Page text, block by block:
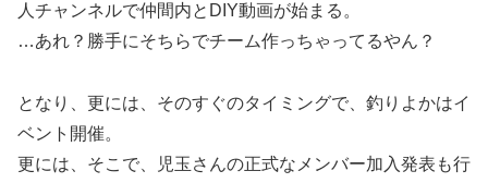
人チャンネルで仲間内とDIY動画が始まる。
…あれ？勝手にそちらでチーム作っちゃってるやん？
となり、更には、そのすぐのタイミングで、釣りよかはイ
ベント開催。
更には、そこで、児玉さんの正式なメンバー加入発表も行